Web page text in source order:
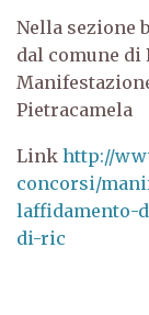
Nella sezione
dal comune di
Pietracamela
Link http://
concorsi/
laffidamento-
di-ric